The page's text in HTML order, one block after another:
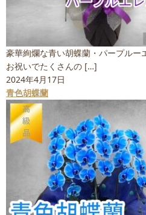
豪華絢爛な青い胡蝶蘭・パープルー
お祝いでたくさんの […]
2024年4月17日
青色胡蝶蘭